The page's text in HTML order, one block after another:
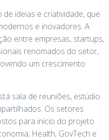
ideias e criatividade, que
e inovadores. A
entre empresas, startups,
renomados do setor,
um crescimento
sala de reuniões, estúdio
Os setores
para início do projeto
Health, GovTech e